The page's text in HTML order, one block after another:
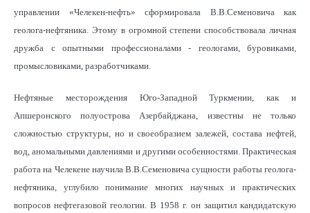
управлении «Челекен-нефть» сформировала В.В.Семеновича как
геолога-нефтяника. Этому в огромной степени способствовала личная
дружба с опытными профессионалами - геологами, буровиками,
промысловиками, разработчиками.
Нефтяные месторождения Юго-Западной Туркмении, как и
Апшеронского полуострова Азербайджана, известны не только
сложностью структуры, но и своеобразием залежей, состава нефтей,
вод, аномальными давлениями и другими особенностями. Практическая
работа на Челекене научила В.В.Семеновича сущности работы геолога-
нефтяника, углубило понимание многих научных и практических
вопросов нефтегазовой геологии. В 1958 г. он защитил кандидатскую